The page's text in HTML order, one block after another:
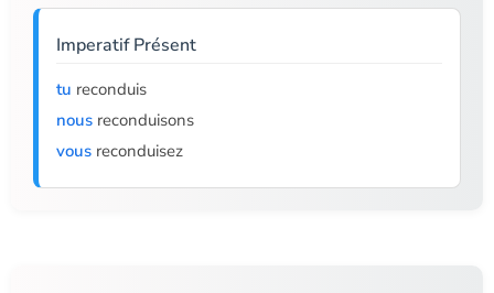
Imperatif Présent
tu reconduis
nous reconduisons
vous reconduisez